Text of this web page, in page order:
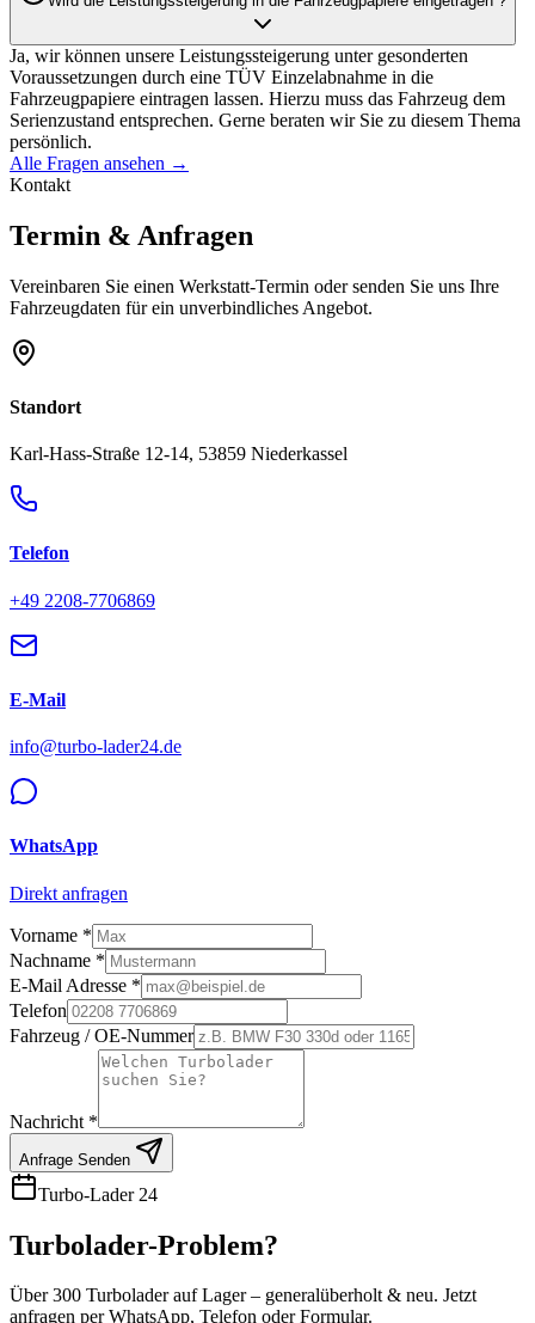
Ja, wir bieten professionelle Getriebespülungen für
Automatikgetriebe und Doppelkupplungsgetriebe (DSG/DCT) an.
Die Spülung sorgt für einen vollständigen Austausch des
Getriebeöls und verlängert die Lebensdauer.
Wird die Leistungssteigerung in die Fahrzeugpapiere eingetragen ?
Ja, wir können unsere Leistungssteigerung unter gesonderten
Voraussetzungen durch eine TÜV Einzelabnahme in die
Serienzustand entsprechen. Gerne beraten wir Sie zu diesem Thema
Alle Fragen ansehen →
Kontakt
Termin & Anfragen
Vereinbaren Sie einen Werkstatt-Termin oder senden Sie uns Ihre
Karl-Hass-Straße 12-14, 53859 Niederkassel
+49 2208-7706869
info@turbo-lader24.de
WhatsApp
Direkt anfragen
Vorname *
Nachname *
Telefon
Fahrzeug / OE-Nummer
Nachricht *
Turbo-Lader 24